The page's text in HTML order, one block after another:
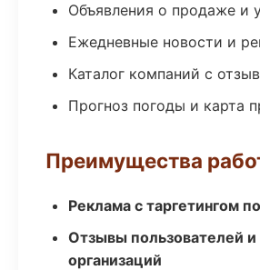
Объявления о продаже и
Ежедневные новости и
Каталог компаний с
Прогноз погоды и карта
Преимущества
Реклама с таргетингом
Отзывы пользователей и
организаций